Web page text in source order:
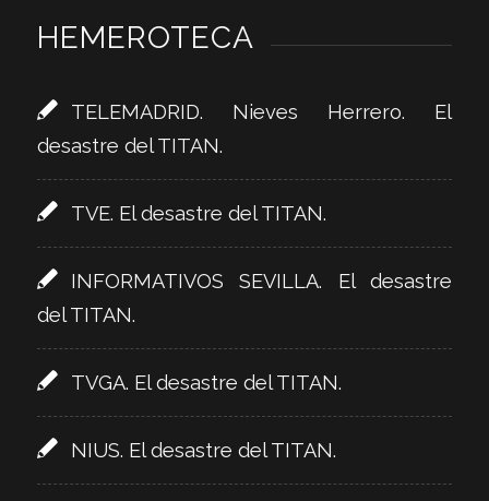
HEMEROTECA
TELEMADRID. Nieves Herrero. El
desastre del TITAN.
TVE. El desastre del TITAN.
INFORMATIVOS SEVILLA. El desastre
del TITAN.
TVGA. El desastre del TITAN.
NIUS. El desastre del TITAN.